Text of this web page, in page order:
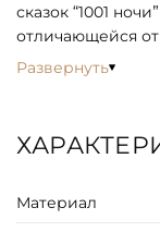
сказок “1001
отличающейся
изложением.
полностью в
Классический
Развернуть
Материал